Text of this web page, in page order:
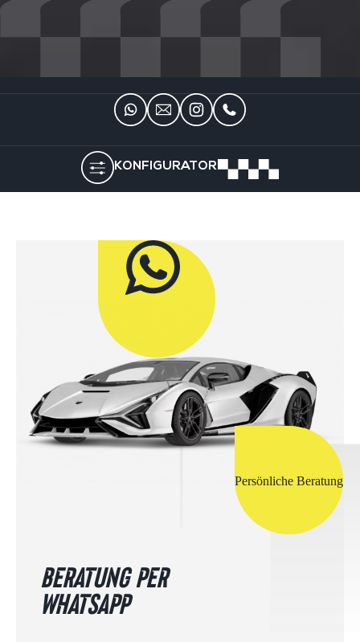
KONFIGURATOR
Persönliche Beratung
BERATUNG PER
WHATSAPP